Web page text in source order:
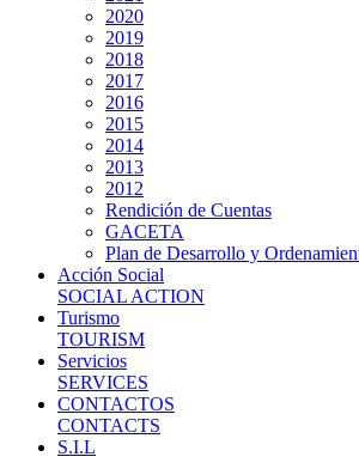
2020
2019
2018
2017
2016
2015
2014
2013
2012
Rendición de Cuentas
GACETA
Plan de Desarrollo y
Acción Social
SOCIAL ACTION
Turismo
TOURISM
Servicios
SERVICES
CONTACTOS
CONTACTS
S.I.L